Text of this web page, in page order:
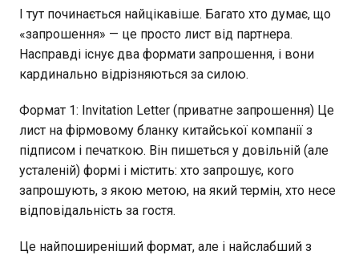
І тут починається найцікавіше. Багато хто думає, що
«запрошення» — це просто лист від партнера.
Насправді існує два формати запрошення, і вони
кардинально відрізняються за силою.
Формат 1: Invitation Letter (приватне запрошення) Це
лист на фірмовому бланку китайської компанії з
підписом і печаткою. Він пишеться у довільній (але
усталеній) формі і містить: хто запрошує, кого
запрошують, з якою метою, на який термін, хто несе
відповідальність за гостя.
Це найпоширеніший формат, але і найслабший з